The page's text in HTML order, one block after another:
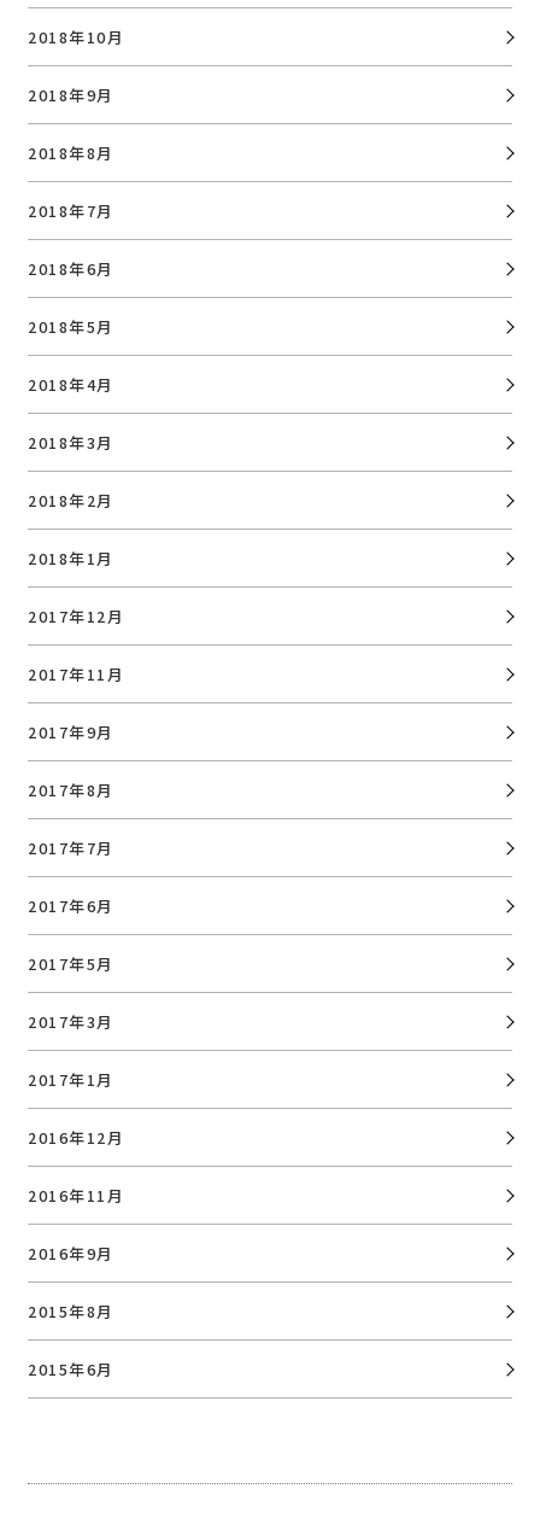
2018年10月
2018年9月
2018年8月
2018年7月
2018年6月
2018年5月
2018年4月
2018年3月
2018年2月
2018年1月
2017年12月
2017年11月
2017年9月
2017年8月
2017年7月
2017年6月
2017年5月
2017年3月
2017年1月
2016年12月
2016年11月
2016年9月
2015年8月
2015年6月